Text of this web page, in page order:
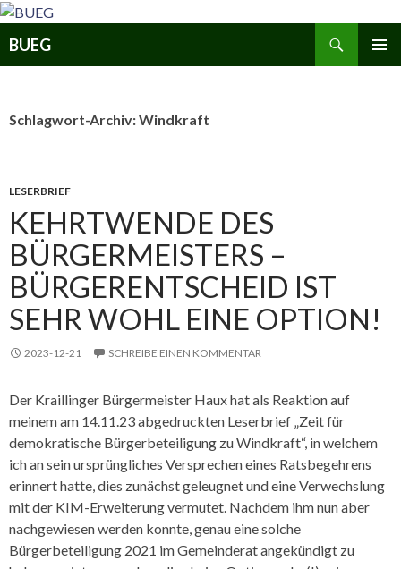
Zum
springen
BUEG
Schlagwort-Archiv: Windkraft
LESERBRIEF
KEHRTWENDE DES
BÜRGERMEISTERS –
BÜRGERENTSCHEID IST
SEHR WOHL EINE OPTION!
2023-12-21 SCHREIBE EINEN KOMMENTAR
Der Kraillinger Bürgermeister Haux hat als Reaktion auf
meinem am 14.11.23 abgedruckten Leserbrief „Zeit für
demokratische Bürgerbeteiligung zu Windkraft“, in welchem
ich an sein ursprüngliches Versprechen eines Ratsbegehrens
erinnert hatte, dies zunächst geleugnet und eine Verwechslung
mit der KIM-Erweiterung vermutet. Nachdem ihm nun aber
nachgewiesen werden konnte, genau eine solche
Bürgerbeteiligung 2021 im Gemeinderat angekündigt zu